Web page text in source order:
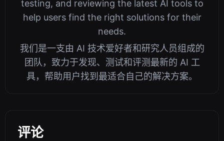
testing, and reviewing the latest AI tools to
help users find the right solutions for their
needs.
我们是一支由 AI 技术爱好者和研究人员组成的
团队，致力于发现、测试和评测最新的 AI 工
具，帮助用户找到最适合自己的解决方案。
评论